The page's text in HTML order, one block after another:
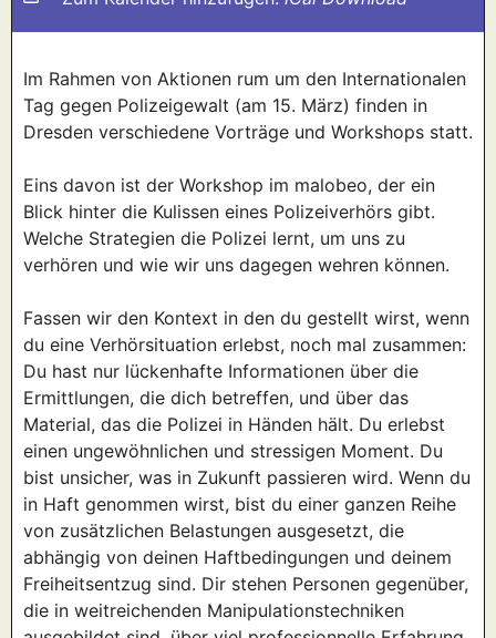
Im Rahmen von Aktionen rum um den Internationalen
Tag gegen Polizeigewalt (am 15. März) finden in
Dresden verschiedene Vorträge und Workshops statt.
Eins davon ist der Workshop im malobeo, der ein
Blick hinter die Kulissen eines Polizeiverhörs gibt.
Welche Strategien die Polizei lernt, um uns zu
verhören und wie wir uns dagegen wehren können.
Fassen wir den Kontext in den du gestellt wirst, wenn
du eine Verhörsituation erlebst, noch mal zusammen:
Du hast nur lückenhafte Informationen über die
Ermittlungen, die dich betreffen, und über das
Material, das die Polizei in Händen hält. Du erlebst
einen ungewöhnlichen und stressigen Moment. Du
bist unsicher, was in Zukunft passieren wird. Wenn du
in Haft genommen wirst, bist du einer ganzen Reihe
von zusätzlichen Belastungen ausgesetzt, die
abhängig von deinen Haftbedingungen und deinem
Freiheitsentzug sind. Dir stehen Personen gegenüber,
die in weitreichenden Manipulationstechniken